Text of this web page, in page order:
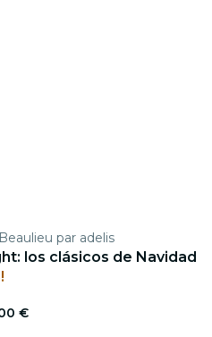
par adelis
los clásicos de Navidad
€